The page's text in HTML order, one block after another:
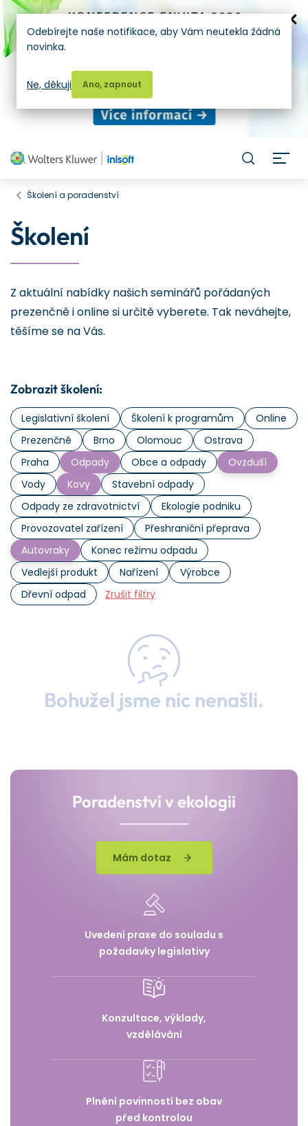
Školení a poradenství
Školení
Z aktuální nabídky našich seminářů pořádaných
prezenčně i online si určitě vyberete. Tak neváhejte,
těšíme se na Vás.
Zobrazit školení:
Legislativní školení Školení k programům
Online
Prezenčně
Brno Olomouc
Ostrava
Praha
Odpady Obce a odpady
Ovzduší
Vody
Kovy
Stavební odpady
Odpady ze zdravotnictví
Ekologie podniku
Provozovatel zařízení
Přeshraniční přeprava
Autovraky
Konec režimu odpadu
Vedlejší produkt
Nařízení
Výrobce
Dřevní odpad
Zrušit filtry
Bohužel jsme nic nenašli.
Poradenství v ekologii
Mám dotaz
Uvedení praxe do souladu s
požadavky legislativy
Konzultace, výklady,
vzdělávání
Plnění povinností bez obav
před kontrolou
Odebírejte naše notifikace, aby Vám neutekla žádná
novinka.
Ano, zapnout
Ne, děkuji